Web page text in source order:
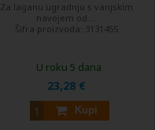
Za laganu ugradnju s vanjskim
navojem od ...
Šifra proizvoda: 3131455
23,28 €
Kupi
U roku 5 dana